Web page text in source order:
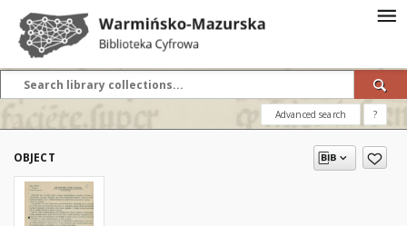
Advanced search ?
OBJECT